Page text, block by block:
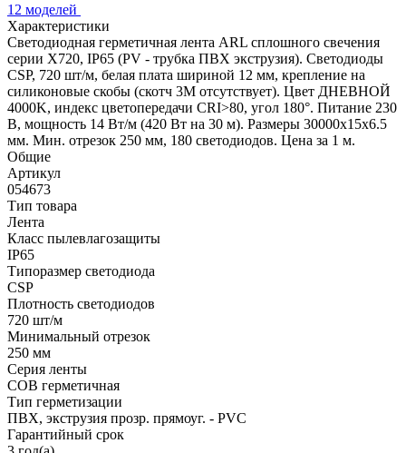
12 моделей
Характеристики
Светодиодная герметичная лента ARL сплошного свечения
серии X720, IP65 (PV - трубка ПВХ экструзия). Светодиоды
CSP, 720 шт/м, белая плата шириной 12 мм, крепление на
силиконовые скобы (скотч 3M отсутствует). Цвет ДНЕВНОЙ
4000K, индекс цветопередачи CRI>80, угол 180°. Питание 230
В, мощность 14 Вт/м (420 Вт на 30 м). Размеры 30000x15x6.5
мм. Мин. отрезок 250 мм, 180 светодиодов. Цена за 1 м.
Общие
Артикул
054673
Тип товара
Лента
Класс пылевлагозащиты
IP65
Типоразмер светодиода
CSP
Плотность светодиодов
720 шт/м
Минимальный отрезок
250 мм
Серия ленты
COB герметичная
Тип герметизации
ПВХ, экструзия прозр. прямоуг. - PVC
Гарантийный срок